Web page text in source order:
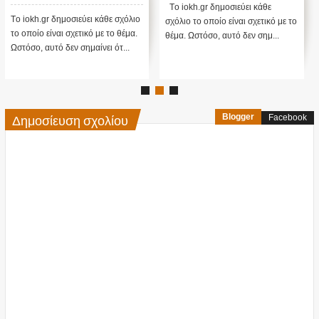
Tο iokh.gr δημοσιεύει κάθε σχόλιο
το οποίο είναι σχετικό με το θέμα.
Ωστόσο, αυτό δεν σημαίνει ότ...
Tο iokh.gr δημοσιεύει κάθε
σχόλιο το οποίο είναι σχετικό με το
θέμα. Ωστόσο, αυτό δεν σημ...
Δημοσίευση σχολίου Blogger Facebook